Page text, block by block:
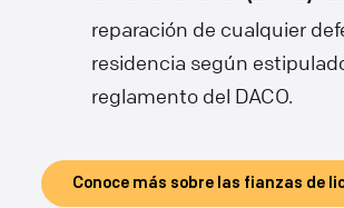
reparación de cualquier
residencia según
reglamento del DACO.
Conoce más sobre las fianzas de